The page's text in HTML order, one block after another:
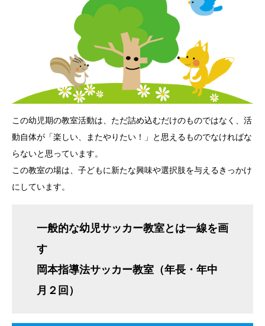
この幼児期の教室活動は、ただ詰め込むだけのものではなく、活
動自体が「楽しい、またやりたい！」と思えるものでなければな
らないと思っています。
この教室の場は、子どもに新たな興味や選択肢を与えるきっかけ
にしています。
一般的な幼児サッカー教室とは一線を画
す
岡本指導法サッカー教室（年長・年中
月２回）